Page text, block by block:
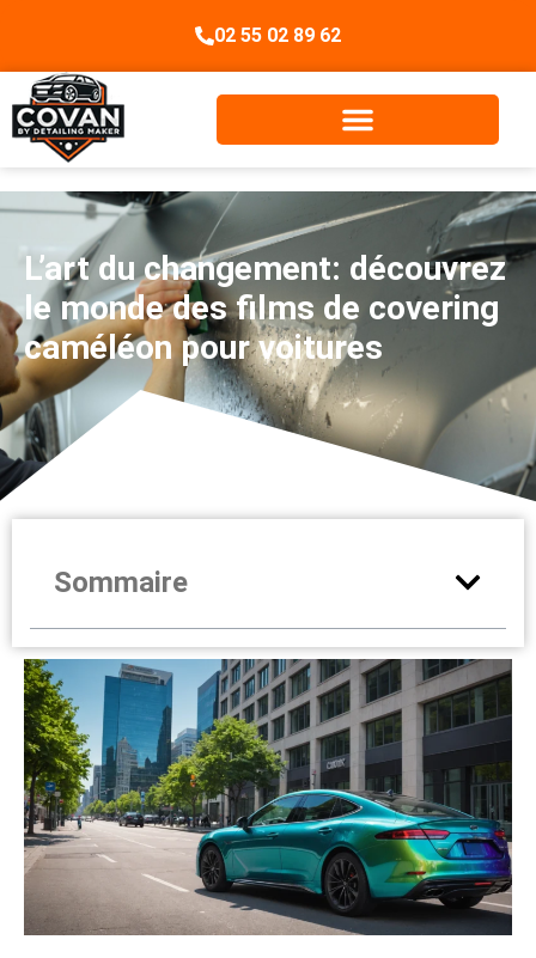
02 55 02 89 62
L’art du changement: découvrez
le monde des films de covering
caméléon pour voitures
Sommaire